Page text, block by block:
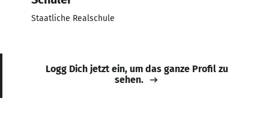
Staatliche Realschule
Logg Dich jetzt ein, um das ganze Profil zu
sehen.